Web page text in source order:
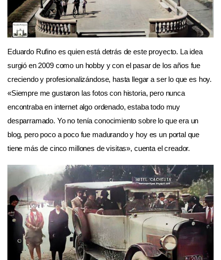
Eduardo Rufino es quien está detrás de este proyecto. La idea
surgió en 2009 como un hobby y con el pasar de los años fue
creciendo y profesionalizándose, hasta llegar a ser lo que es hoy.
«Siempre me gustaron las fotos con historia, pero nunca
encontraba en internet algo ordenado, estaba todo muy
desparramado. Yo no tenía conocimiento sobre lo que era un
blog, pero poco a poco fue madurando y hoy es un portal que
tiene más de cinco millones de visitas», cuenta el creador.